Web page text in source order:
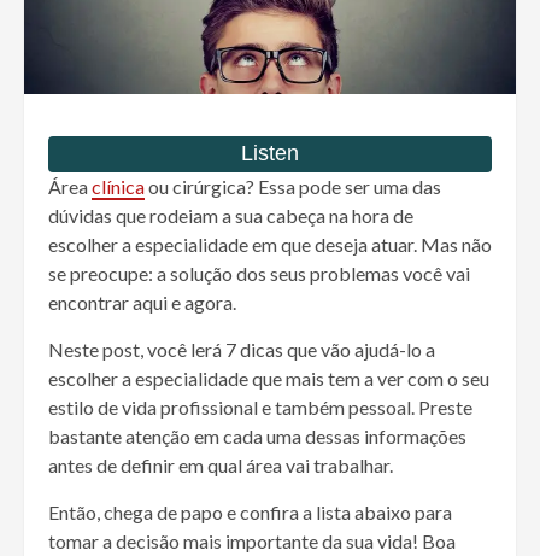
Áreaclínicaou cirúrgica? Essa pode ser uma das
dúvidas que rodeiam a sua cabeça na hora de
escolher a especialidade em que deseja atuar. Mas não
se preocupe: a solução dos seus problemas você vai
encontrar aqui e agora.
Neste post, você lerá 7 dicas que vão ajudá-lo a
escolher a especialidade que mais tem a ver com o seu
estilo de vida profissional e também pessoal. Preste
bastante atenção em cada uma dessas informações
antes de definir em qual área vai trabalhar.
Então, chega de papo e confira a lista abaixo para
tomar a decisão mais importante da sua vida! Boa